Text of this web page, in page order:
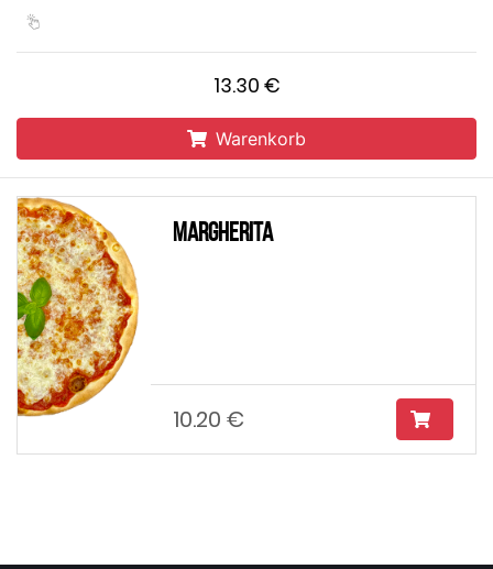
13.30 €
Warenkorb
Margherita
10.20 €